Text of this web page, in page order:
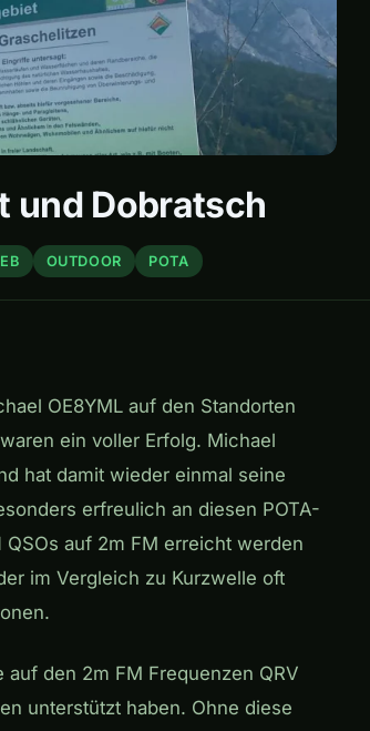
und Dobratsch
OUTDOOR POTA
OE8YML auf den Standorten
waren ein voller Erfolg. Michael
hat damit wieder einmal seine
erfreulich an diesen POTA-
auf 2m FM erreicht werden
im Vergleich zu Kurzwelle oft
den 2m FM Frequenzen QRV
unterstützt haben. Ohne diese